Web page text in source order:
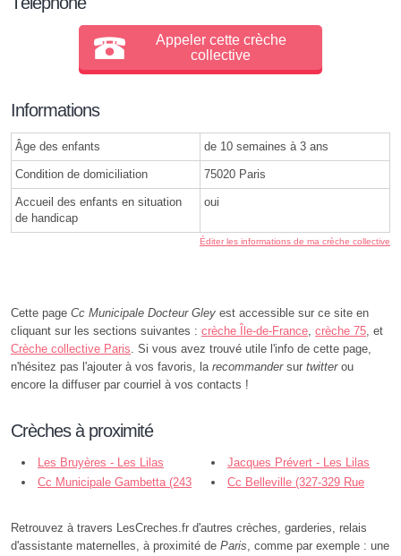
Appeler cette crèche
collective
Informations
Âge des enfants de 10 semaines à 3 ans
Condition de domiciliation 75020 Paris
Accueil des enfants en situation
de handicap
oui
Éditer les informations de ma crèche collective
Cette page Cc Municipale Docteur Gley est accessible sur ce site en
cliquant sur les sections suivantes : crèche Île-de-France, crèche 75, et
Crèche collective Paris. Si vous avez trouvé utile l'info de cette page,
n'hésitez pas l'ajouter à vos favoris, la recommandersur twitterou
encore la diffuser par courriel à vos contacts !
Crèches à proximité
Les Bruyères - Les Lilas
Jacques Prévert - Les Lilas
Cc Municipale Gambetta (243
Cc Belleville (327-329 Rue
Retrouvez à travers LesCreches.fr d'autres crèches, garderies, relais
d'assistante maternelles, à proximité de Paris, comme par exemple : une